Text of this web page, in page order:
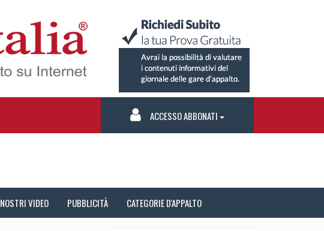
ACCESSO ABBONATI
VIDEO PUBBLICITÀ CATEGORIE D'APPALTO